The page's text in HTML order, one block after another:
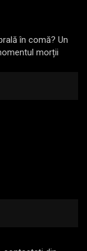
în comă? Un
morții